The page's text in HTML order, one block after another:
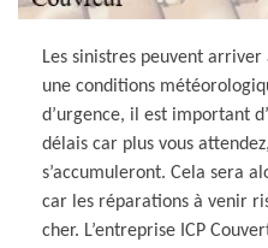
Les sinistres peuvent
une conditions
d’urgence, il est important
délais car plus vous
s’accumuleront. Cela sera
car les réparations à venir
cher. L’entreprise ICP